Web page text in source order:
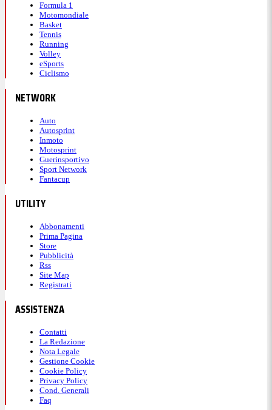
Formula 1
Motomondiale
Basket
Tennis
Running
Volley
eSports
Ciclismo
NETWORK
Auto
Autosprint
Inmoto
Motosprint
Guerinsportivo
Sport Network
Fantacup
UTILITY
Abbonamenti
Prima Pagina
Store
Pubblicità
Rss
Site Map
Registrati
ASSISTENZA
Contatti
La Redazione
Nota Legale
Gestione Cookie
Cookie Policy
Privacy Policy
Cond. Generali
Faq